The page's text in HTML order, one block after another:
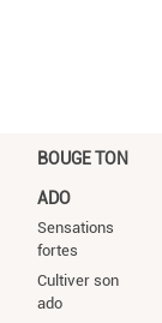
BOUGE TON
ADO
Sensations
fortes
Cultiver son
ado